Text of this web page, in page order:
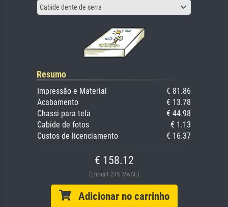
Cabide dente de serra
Resumo
Impressão e Material
€ 81.86
Acabamento
€ 13.78
Chassi para tela
€ 44.98
Cabide de fotos
€ 1.13
Custos de licenciamento
€ 16.37
€ 158.12
(Enthält 23% MwSt.)
Adicionar no carrinho